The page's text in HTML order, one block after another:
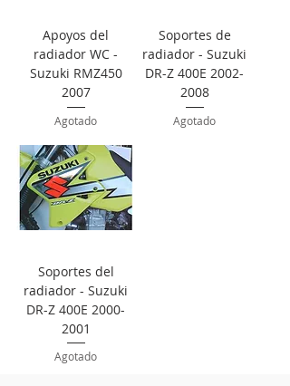
Apoyos del
radiador WC -
Suzuki RMZ450
2007
Agotado
Soportes de
radiador - Suzuki
DR-Z 400E 2002-
2008
Agotado
Soportes del
radiador - Suzuki
DR-Z 400E 2000-
2001
Agotado